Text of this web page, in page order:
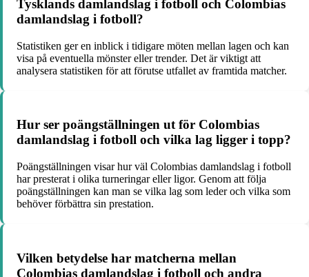
Tysklands damlandslag i fotboll och Colombias
damlandslag i fotboll?
Statistiken ger en inblick i tidigare möten mellan lagen och kan
visa på eventuella mönster eller trender. Det är viktigt att
analysera statistiken för att förutse utfallet av framtida matcher.
Hur ser poängställningen ut för Colombias
damlandslag i fotboll och vilka lag ligger i topp?
Poängställningen visar hur väl Colombias damlandslag i fotboll
har presterat i olika turneringar eller ligor. Genom att följa
poängställningen kan man se vilka lag som leder och vilka som
behöver förbättra sin prestation.
Vilken betydelse har matcherna mellan
Colombias damlandslag i fotboll och andra